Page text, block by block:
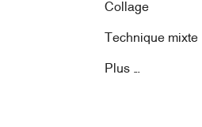
Collage
Technique mixte
Plus ...